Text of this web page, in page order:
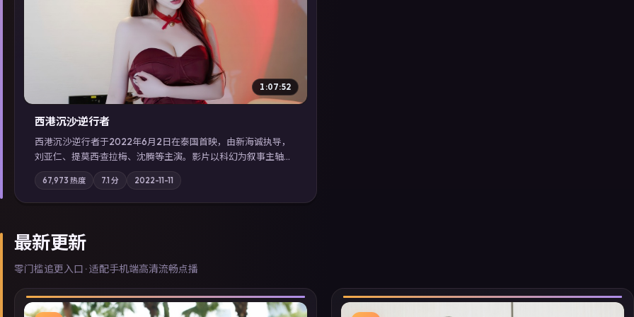
▶
1:07:52
西港沉沙·逆行者
西港沉沙·逆行者于2022年6月2日在泰国首映，由新海诚执导，
刘亚仁、提莫西·查拉梅、沈腾等主演。影片以科幻为叙事主轴，
失踪人口档案牵出跨国灰色产业链；摄影与配乐强化地域气质；
站内亦可通过「国产免费观看高清电视剧在线看」延展检索同类
型高分佳作，畅享高清在线追剧体验。
67,973 热度 7.1 分 2022-11-11
最新更新
零门槛追更入口 · 适配手机端高清流畅点播